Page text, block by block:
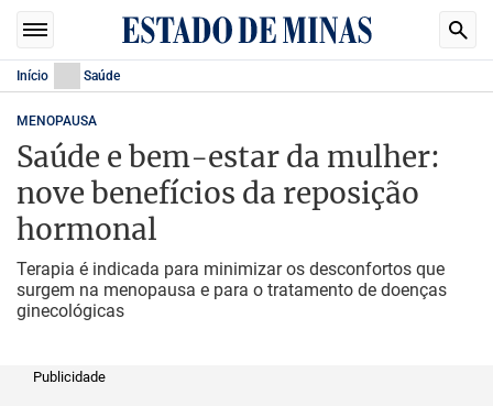
Início Saúde
MENOPAUSA
Saúde e bem-estar da mulher:
nove benefícios da reposição
hormonal
Terapia é indicada para minimizar os desconfortos que
surgem na menopausa e para o tratamento de doenças
ginecológicas
Publicidade